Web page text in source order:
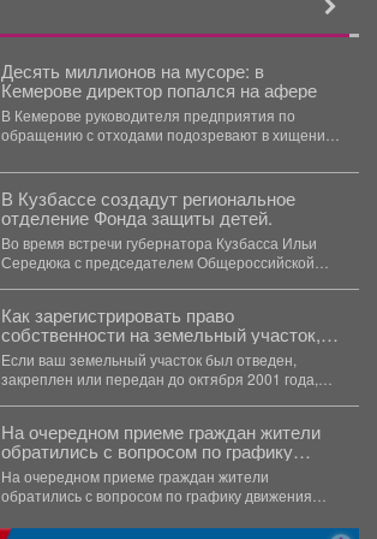
Десять миллионов на мусоре: в
Кемерове директор попался на афере
В Кемерове руководителя предприятия по
обращению с отходами подозревают в хищении
В Кузбассе создадут региональное
отделение Фонда защиты детей.
Во время встречи губернатора Кузбасса Ильи
Середюка с председателем Общероссийской
Как зарегистрировать право
собственности на земельный участок,
предоставленный до 2001 года
Если ваш земельный участок был отведен,
закреплен или передан до октября 2001 года,
На очередном приеме граждан жители
обратились с вопросом по графику
движения общественного транспорта.
На очередном приеме граждан жители
обратились с вопросом по графику движения